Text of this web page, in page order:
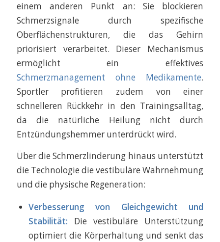
einem anderen Punkt an: Sie blockieren
Schmerzsignale durch spezifische
Oberflächenstrukturen, die das Gehirn
priorisiert verarbeitet. Dieser Mechanismus
ermöglicht ein effektives
Schmerzmanagement ohne Medikamente.
Sportler profitieren zudem von einer
schnelleren Rückkehr in den Trainingsalltag,
da die natürliche Heilung nicht durch
Entzündungshemmer unterdrückt wird.
Über die Schmerzlinderung hinaus unterstützt
die Technologie die vestibuläre Wahrnehmung
und die physische Regeneration:
Verbesserung von Gleichgewicht und
Stabilität: Die vestibuläre Unterstützung
optimiert die Körperhaltung und senkt das